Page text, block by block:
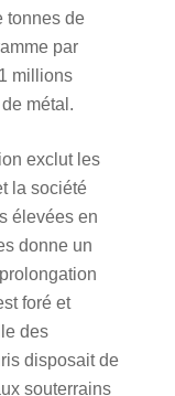
tonnes de
par
millions
métal.
exclut les
la société
élevées en
donne un
foré et
des
disposait de
souterrains